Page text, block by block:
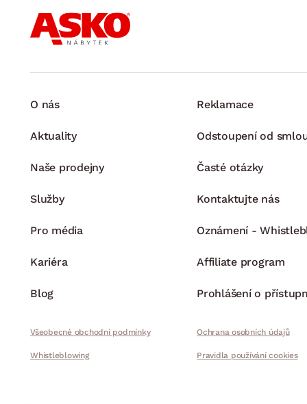
O nás
Aktuality
Naše prodejny
Služby
Pro média
Kariéra
Blog
Reklamace
Odstoupení od
Časté otázky
Kontaktujte nás
Oznámení -
Affiliate program
Prohlášení o
Všeobecné obchodní podmínky Ochrana osobních údajů
Whistleblowing Pravidla používání cookies